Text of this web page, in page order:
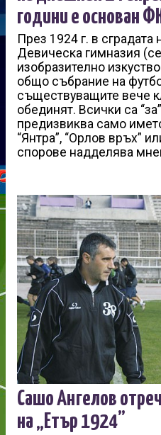
години е основан
През 1924 г. в сградата
Девическа гимназия
изобразително
общо събрание на
съществуващите вече
обединят. Всички са
предизвиква само
“Янтра”, “Орлов връх”
спорове надделява
Сашо Ангелов
на „Етър 1924”